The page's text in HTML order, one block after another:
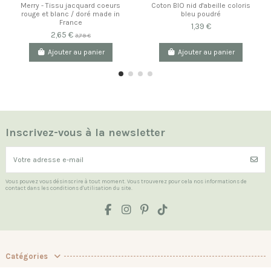
Merry - Tissu jacquard coeurs
rouge et blanc / doré made in
France
2,65 €3,79 €
Ajouter au panier
Coton BIO nid d'abeille coloris
bleu poudré
1,39 €
Ajouter au panier
Inscrivez-vous à la newsletter
Vous pouvez vous désinscrire à tout moment. Vous trouverez pour cela nos informations de
contact dans les conditions d'utilisation du site.
Catégories